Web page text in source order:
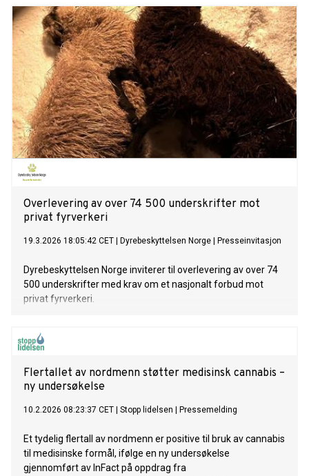
Overlevering av over 74 500 underskrifter mot
privat fyrverkeri
19.3.2026 18:05:42 CET Dyrebeskyttelsen Norge Presseinvitasjon
Dyrebeskyttelsen Norge inviterer til overlevering av over 74
500 underskrifter med krav om et nasjonalt forbud mot
privat fyrverkeri.
Flertallet av nordmenn støtter medisinsk cannabis –
ny undersøkelse
10.2.2026 08:23:37 CET Stopp lidelsen Pressemelding
Et tydelig flertall av nordmenn er positive til bruk av cannabis
til medisinske formål, ifølge en ny undersøkelse
gjennomført av InFact på oppdrag fra